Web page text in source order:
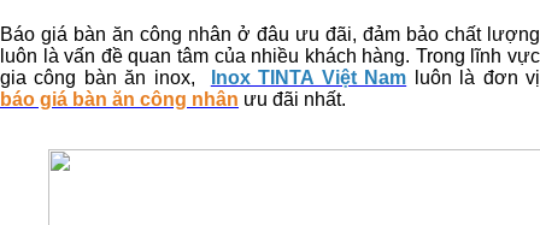
Báo giá bàn ăn công nhân ở đâu ưu đãi, đảm bảo chất lượng
luôn là vấn đề quan tâm của nhiều khách hàng. Trong lĩnh vực
gia công bàn ăn inox,
Inox TINTA Việt Nam luôn là đơn vị
báo giá bàn ăn công nhân ưu đãi nhất.